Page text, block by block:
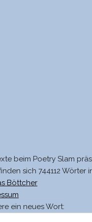
beim Poetry Slam
sich 744112 Wörter
Böttcher
ein neues Wort: